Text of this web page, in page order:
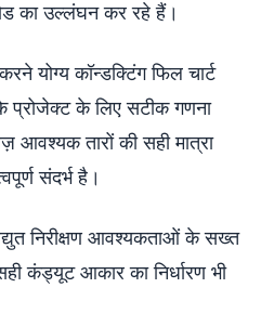
का उल्लंघन कर रहे हैं।
योग्य कॉन्डक्टिंग फिल चार्ट
प्रोजेक्ट के लिए सटीक गणना
आवश्यक तारों की सही मात्रा
संदर्भ है।
निरीक्षण आवश्यकताओं के सख्त
कंड्यूट आकार का निर्धारण भी